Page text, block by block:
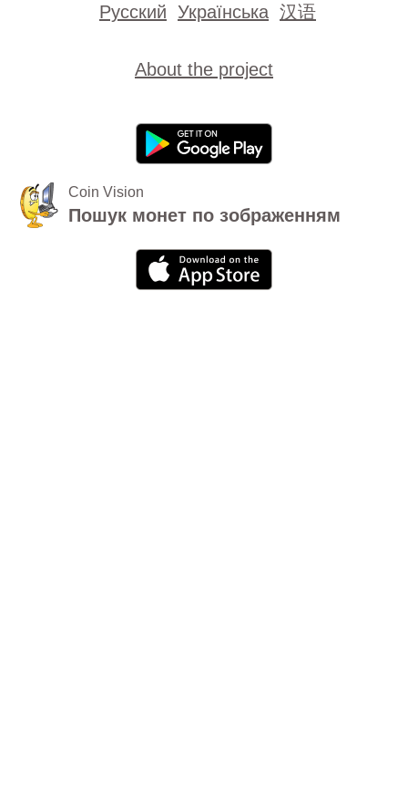
Русский Українська 汉语
About the project
Coin Vision
Пошук монет по зображенням